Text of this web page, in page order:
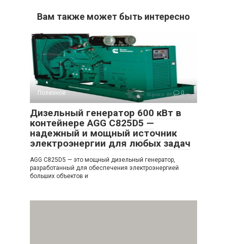
Вам также может быть интересно
Полезное 0
Дизельный генератор 600 кВт в
контейнере AGG C825D5 —
надежный и мощный источник
электроэнергии для любых задач
AGG C825D5 — это мощный дизельный генератор,
разработанный для обеспечения электроэнергией
больших объектов и